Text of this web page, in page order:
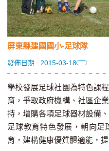
屏東縣建國國小-足球隊
發佈日期 : 2015-03-18
學校發展足球社團為特色課
育，爭取政府機構、社區企
持，增購各項足球器材設備
足球教育特色發展，朝向
育，建構健康優質體適能，